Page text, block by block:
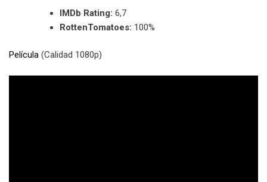
IMDb Rating: 6,7
RottenTomatoes: 100%
Película (Calidad 1080p)